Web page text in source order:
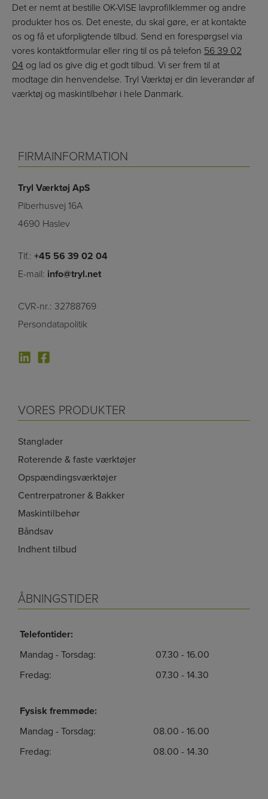
Det er nemt at bestille OK-VISE lavprofilklemmer og andre
produkter hos os. Det eneste, du skal gøre, er at kontakte
os og få et uforpligtende tilbud. Send en forespørgsel via
vores kontaktformular eller ring til os på telefon 56 39 02
04 og lad os give dig et godt tilbud. Vi ser frem til at
modtage din henvendelse. Tryl Værktøj er din leverandør af
værktøj og maskintilbehør i hele Danmark.
FIRMAINFORMATION
Tryl Værktøj ApS
Piberhusvej 16A
4690 Haslev
Tlf.: +45 56 39 02 04
E-mail: info@tryl.net
CVR-nr.: 32788769
Persondatapolitik
VORES PRODUKTER
Stanglader
Roterende & faste værktøjer
Opspændingsværktøjer
Centrerpatroner & Bakker
Maskintilbehør
Båndsav
Indhent tilbud
ÅBNINGSTIDER
Telefontider:
Mandag - Torsdag:
07.30 - 16.00
Fredag:
07.30 - 14.30
Fysisk fremmøde:
Mandag - Torsdag:
08.00 - 16.00
Fredag:
08.00 - 14.30